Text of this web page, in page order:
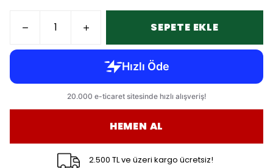
SEPETE EKLE
HEMEN AL
2.500 TL ve üzeri kargo ücretsiz!